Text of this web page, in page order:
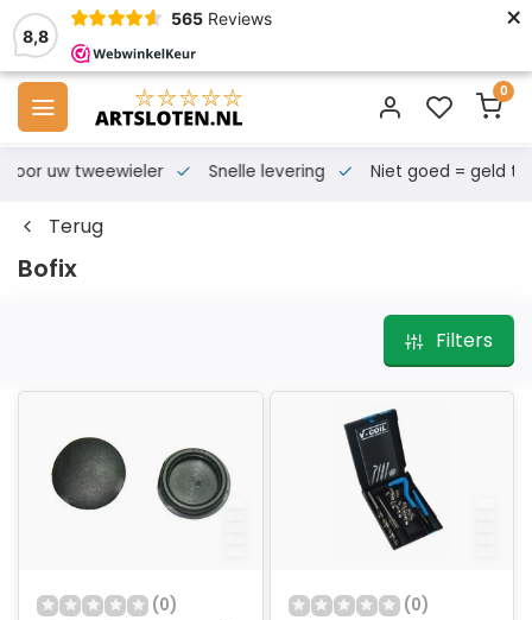
8,8
565 Reviews ×
0
voor uw tweewieler Snelle levering Niet goed = geld
Terug
Bofix
Filters
(0) (0)